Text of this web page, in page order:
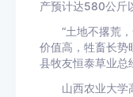
产预计达580公斤
“土地不撂荒，
价值高，牲畜长势
县牧友恒泰草业总
山西农业大学高